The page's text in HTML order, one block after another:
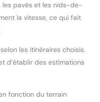
les pavés et les nids-de-
la vitesse, ce qui fait
les itinéraires choisis.
d’établir des estimations
fonction du terrain